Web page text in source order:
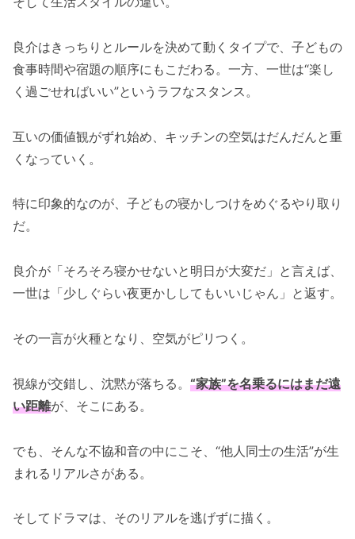
良介はきっちりとルールを決めて動くタイプで、子どもの
食事時間や宿題の順序にもこだわる。一方、一世は“楽し
く過ごせればいい”というラフなスタンス。
互いの価値観がずれ始め、キッチンの空気はだんだんと重
くなっていく。
特に印象的なのが、子どもの寝かしつけをめぐるやり取り
だ。
良介が「そろそろ寝かせないと明日が大変だ」と言えば、
一世は「少しぐらい夜更かししてもいいじゃん」と返す。
その一言が火種となり、空気がピリつく。
視線が交錯し、沈黙が落ちる。 “家族”を名乗るにはまだ遠
い距離が、そこにある。
でも、そんな不協和音の中にこそ、“他人同士の生活”が生
まれるリアルさがある。
そしてドラマは、そのリアルを逃げずに描く。